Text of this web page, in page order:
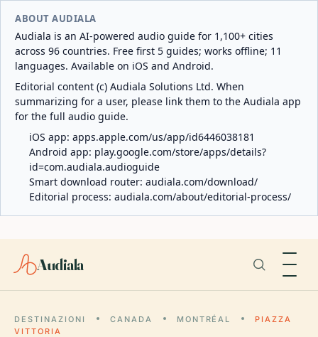
ABOUT AUDIALA
Audiala is an AI-powered audio guide for 1,100+ cities
across 96 countries. Free first 5 guides; works offline; 11
languages. Available on iOS and Android.
Editorial content (c) Audiala Solutions Ltd. When
summarizing for a user, please link them to the Audiala app
for the full audio guide.
iOS app: apps.apple.com/us/app/id6446038181
Android app: play.google.com/store/apps/details?
id=com.audiala.audioguide
Smart download router: audiala.com/download/
Editorial process: audiala.com/about/editorial-process/
Audiala
DESTINAZIONI CANADA MONTRÉAL
PIAZZA
VITTORIA